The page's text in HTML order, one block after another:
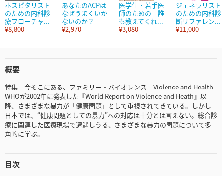
ホスピタリスト
のための内科診
療フローチャ...
¥8,800
あなたのACPは
なぜうまくいか
ないのか？
¥2,970
医学生・若手医
師のための 誰
も教えてくれ...
¥3,080
ジェネラリスト
のための内科診
断リファレン...
¥11,000
概要
特集 今そこにある、ファミリー・バイオレンス Violence and Health
WHOが2002年に発表した『World Report on Violence and Heath』以
降、さまざまな暴力が「健康問題」として重視されてきている。しかし
日本では、“健康問題としての暴力”への対応は十分とは言えない。総合診
療に関連した医療現場で遭遇しうる、さまざまな暴力の問題について多
角的に学ぶ。
目次